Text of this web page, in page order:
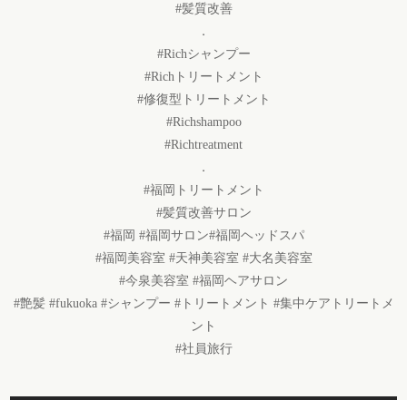
#髪質改善
．
#Richシャンプー
#Richトリートメント
#修復型トリートメント
#Richshampoo
#Richtreatment
．
#福岡トリートメント
#髪質改善サロン
#福岡 #福岡サロン#福岡ヘッドスパ
#福岡美容室 #天神美容室 #大名美容室
#今泉美容室 #福岡ヘアサロン
#艶髪 #fukuoka #シャンプー #トリートメント #集中ケアトリートメ
ント
#社員旅行